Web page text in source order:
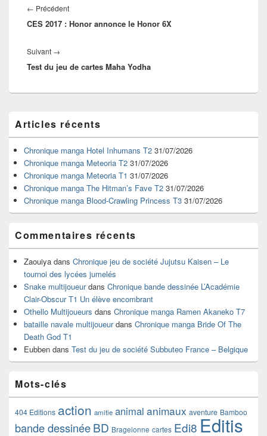
de
l’article
← PrécédentArticle
précédent :
CES 2017 : Honor annonce le Honor 6X
Suivant →
suivant :
Test du jeu de cartes Maha Yodha
principale
de
widget
pour
barre
latérale
Articles récents
Chronique manga Hotel Inhumans T2 31/07/2026
Chronique manga Meteoria T2 31/07/2026
Chronique manga Meteoria T1 31/07/2026
Chronique manga The Hitman’s Fave T2 31/07/2026
Chronique manga Blood-Crawling Princess T3 31/07/2026
Commentaires récents
Zaouiya dans Chronique jeu de société Jujutsu Kaisen – Le
tournoi des lycées jumelés
Snake multijoueurdans Chronique bande dessinée L’Académie
Clair-Obscur T1 Un élève encombrant
Othello Multijoueurs dans Chronique manga Ramen Akaneko T7
bataille navale multijoueurdans Chronique manga Bride Of The
Death God T1
Eubben dans Test du jeu de société Subbuteo France – Belgique
Mots-clés
404 Editions action amitie animal animaux aventure Bamboo
bande dessinéeBD Bragelonne cartes Edi8 Editis